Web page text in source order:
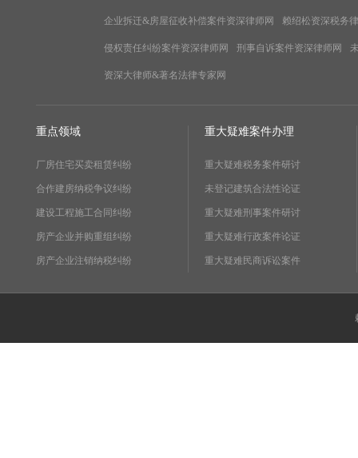
企业拆迁&房屋征收补偿案件资深律师网 赖绍松资深税务
侵权责任纠纷案件资深律师网 刑事自诉案件资深律师网
资深大律师&著名法律专家网
重点领域
厂房住宅买卖租赁纠纷
合作建房纳税争议纠纷
建设工程施工合同纠纷
房产企业并购重组纠纷
房产企业注销纳税纠纷
重大疑难案件办理
重大疑难税务案件研讨
未登记建筑合法性论证
重大疑难刑事案件研讨
重大疑难行政案件论证
重大疑难民商诉讼案件